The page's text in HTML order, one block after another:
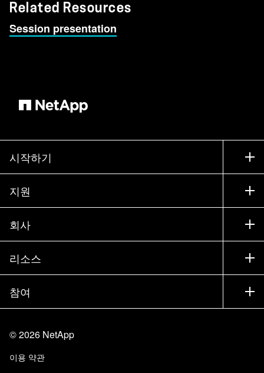
Related Resources
Session presentation
시작하기
구입 방법
세일즈 팀 연락처
파트너 찾기
경영진 브리핑
제품 소개
지원
지원
교육
설명서
커뮤니티
알아보기
회사
회사
파트너
채용
Trust Center
책임 및 지속가능성
리소스
뉴스룸
이벤트
블로그
고객 경험
참여
사이트 피드백
액세스 가능성
©2026 NetApp
이용 약관